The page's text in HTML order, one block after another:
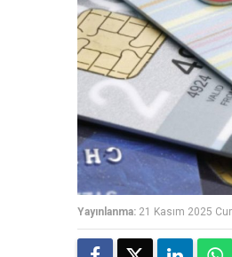
Yayınlanma: 21 Kasım 2025